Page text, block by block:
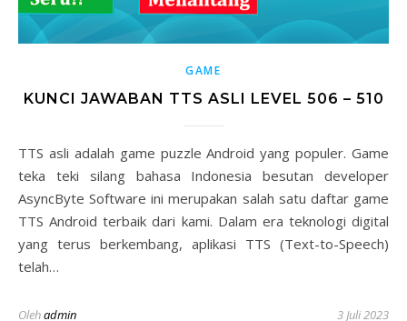
GAME
KUNCI JAWABAN TTS ASLI LEVEL 506 – 510
TTS asli adalah game puzzle Android yang populer. Game
teka teki silang bahasa Indonesia besutan developer
AsyncByte Software ini merupakan salah satu daftar game
TTS Android terbaik dari kami. Dalam era teknologi digital
yang terus berkembang, aplikasi TTS (Text-to-Speech)
telah…
Olehadmin 3 Juli 2023